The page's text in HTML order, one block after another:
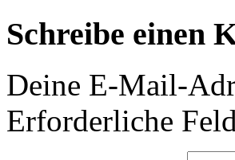
Schreibe einen
Deine E-Mail-
Erforderliche